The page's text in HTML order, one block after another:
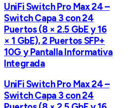
UniFi Switch Pro Max 24 –
Switch Capa 3 con 24
Puertos (8 × 2.5 GbE y 16
× 1 GbE), 2 Puertos SFP+
10G y Pantalla Informativa
Integrada
UniFi Switch Pro Max 24 –
Switch Capa 3 con 24